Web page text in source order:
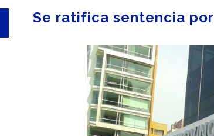
Se ratifica sentencia